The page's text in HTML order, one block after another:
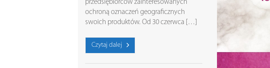
przedsiębiorców zainteresowanych
ochroną oznaczeń geograficznych
swoich produktów. Od 30 czerwca […]
Czytaj dalej